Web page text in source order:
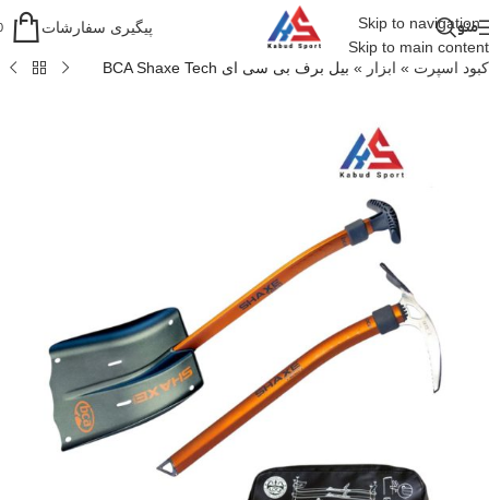
Skip to navigation
Skip to main content
منو پیگیری سفارشات
کبود اسپرت » ابزار » بیل برف بی سی ای BCA Shaxe Tech